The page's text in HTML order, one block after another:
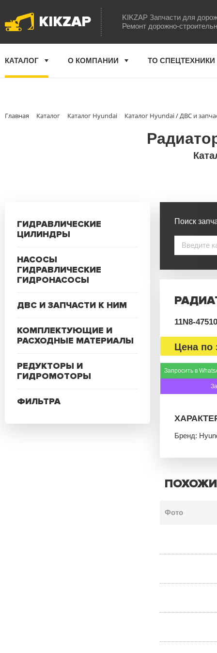
KIKZAP
KIKZAP Запчасти для
Ремонт дорожно-
КАТАЛОГ О КОМПАНИИ ТО СПЕЦТЕХНИКИ
Главная Каталог Каталог Hyundai Каталог Hyundai / ДВС и
ГИДРАВЛИЧЕСКИЕ
ЦИЛИНДРЫ
НАСОСЫ
ГИДРАВЛИЧЕСКИЕ
ГИДРОНАСОСЫ
ДВС И ЗАПЧАСТИ К НИМ
КОМПЛЕКТУЮЩИЕ И
РАСХОДНЫЕ МАТЕРИАЛЫ
РЕДУКТОРЫ И
ГИДРОМОТОРЫ
ФИЛЬТРА
Поиск
11N8-47510
Цена по
Запросить в
Бренд:
Фото